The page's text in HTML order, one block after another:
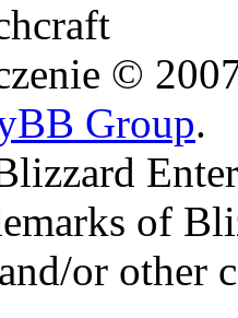
©
Group.
of
or other